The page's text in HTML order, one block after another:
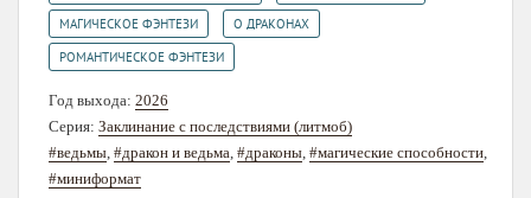
МАГИЧЕСКОЕ ФЭНТЕЗИ О ДРАКОНАХ
РОМАНТИЧЕСКОЕ ФЭНТЕЗИ
Год выхода: 2026
Серия: Заклинание с последствиями (литмоб)
#ведьмы, #дракон и ведьма, #драконы, #магические способности,
#миниформат